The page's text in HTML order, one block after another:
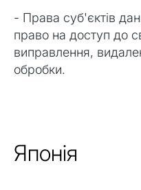
- Права суб'єктів
право на доступ до
виправлення,
обробки.
Японія